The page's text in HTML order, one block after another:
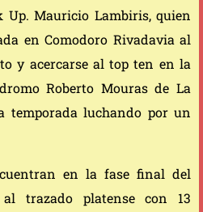
Up. Mauricio Lambiris, quien
en Comodoro Rivadavia al
y acercarse al top ten en la
Roberto Mouras de La
temporada luchando por un
en la fase final del
al trazado platense con 13